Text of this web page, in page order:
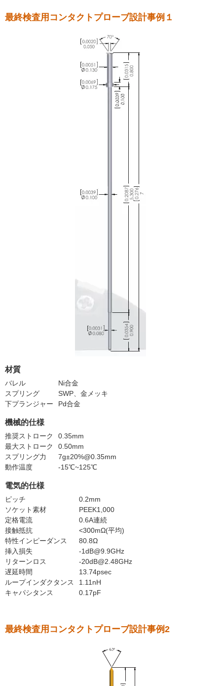
最終検査用コンタクトプローブ設計事例１
材質
バレル
Ni合金
スプリング
SWP、金メッキ
下プランジャー
Pd合金
機械的仕様
推奨ストローク
0.35mm
最大ストローク
0.50mm
スプリング力
7g±20%@0.35mm
動作温度
-15℃~125℃
電気的仕様
ピッチ
0.2mm
ソケット素材
PEEK1,000
定格電流
0.6A連続
接触抵抗
<300mΩ(平均)
特性インピーダンス
80.8Ω
挿入損失
-1dB@9.9GHz
リターンロス
-20dB@2.48GHz
遅延時間
13.74psec
ループインダクタンス
1.11nH
キャパシタンス
0.17pF
最終検査用コンタクトプローブ設計事例2